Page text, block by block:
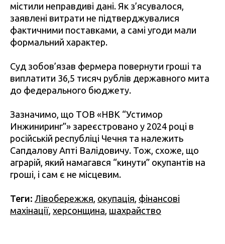
містили неправдиві дані. Як з’ясувалося,
заявлені витрати не підтверджувалися
фактичними поставками, а самі угоди мали
формальний характер.
Суд зобов’язав фермера повернути гроші та
виплатити 36,5 тисяч рублів державного мита
до федерального бюджету.
Зазначимо, що ТОВ «НВК “Устимор
Инжиниринг”» зареєстровано у 2024 році в
російській республіці Чечня та належить
Сапдалову Апті Валідовичу. Тож, схоже, що
аграрій, який намагався “кинути” окупантів на
гроші, і сам є не місцевим.
Теги: Лівобережжя окупація фінансові
махінації херсонщина шахрайство